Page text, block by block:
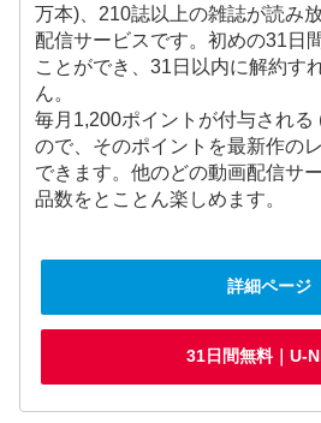
万本)、210誌以上の雑誌が読み
配信サービスです。初めの31日
ことができ、31日以内に解約す
ん。
毎月1,200ポイントが付与される
ので、そのポイントを最新作の
できます。他のどの動画配信サ
品数をとことん楽しめます。
詳細ページ
31日間無料｜U-